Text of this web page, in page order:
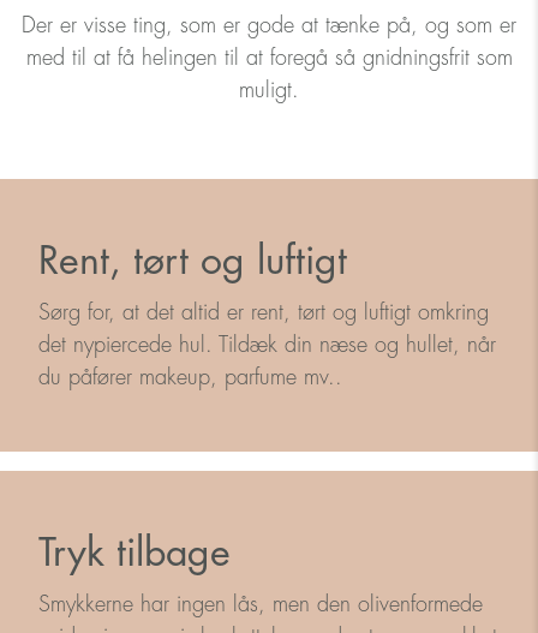
Der er visse ting, som er gode at tænke på, og som er
med til at få helingen til at foregå så gnidningsfrit som
muligt.
Rent, tørt og luftigt
Sørg for, at det altid er rent, tørt og luftigt omkring
det nypiercede hul. Tildæk din næse og hullet, når
du påfører makeup, parfume mv..
Tryk tilbage
Smykkerne har ingen lås, men den olivenformede